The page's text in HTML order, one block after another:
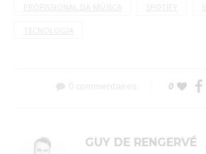
PROFISSIONAL DA MÚSICA SPOTIFY
TECNOLOGIA
0 commentaires 0
GUY DE RENGERVÉ